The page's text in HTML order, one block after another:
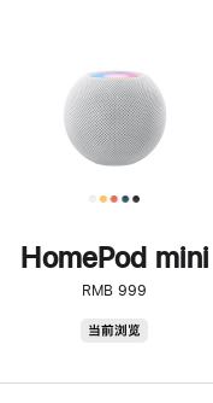
HomePod mini
RMB 999
当前浏览